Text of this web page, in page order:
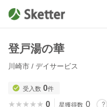
登戸湯の華
川崎市 / デイサービス
受入数 0件
★★★★★
★★★★★ 0 星獲得数 0